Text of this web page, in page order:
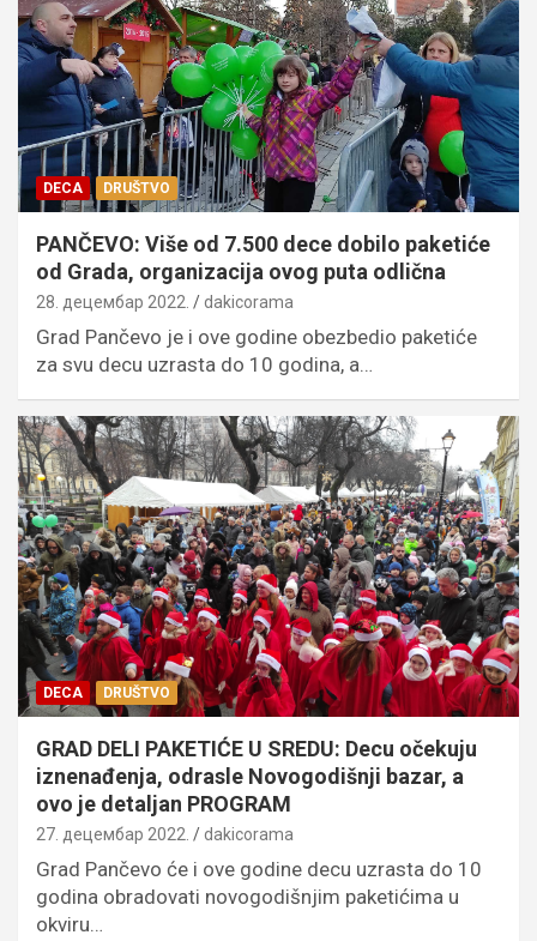
DECA DRUŠTVO
PANČEVO: Više od 7.500 dece dobilo paketiće
od Grada, organizacija ovog puta odlična
28. децембар 2022. dakicorama
Grad Pančevo je i ove godine obezbedio paketiće
za svu decu uzrasta do 10 godina, a…
DECA DRUŠTVO
GRAD DELI PAKETIĆE U SREDU: Decu očekuju
iznenađenja, odrasle Novogodišnji bazar, a
ovo je detaljan PROGRAM
27. децембар 2022. dakicorama
Grad Pančevo će i ove godine decu uzrasta do 10
godina obradovati novogodišnjim paketićima u
okviru…